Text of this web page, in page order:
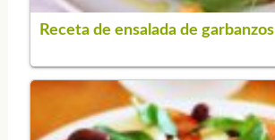
Receta de ensalada de garbanzos